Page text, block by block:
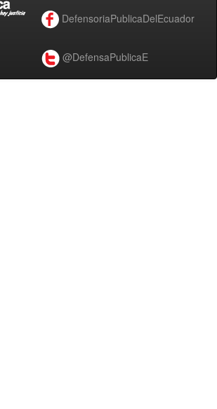
DefensoriaPublicaDelEcuador
@DefensaPublicaE